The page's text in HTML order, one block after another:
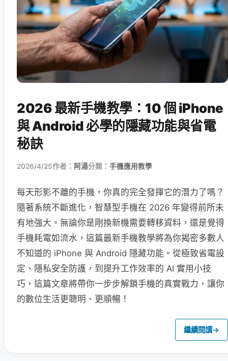
2026 最新手機教學：10 個 iPhone
與 Android 必學的隱藏功能與省電
秘訣
2026/4/25作者： 阿湯分類： 手機應用教學
每天形影不離的手機，你真的完全發揮它的潛力了嗎？
隨著系統不斷進化，智慧型手機在 2026 年變得前所未
有地強大。無論你是剛換新機需要轉移資料，還是覺得
手機耗電如流水，這篇最新手機教學將為你揭密多數人
不知道的 iPhone 與 Android 隱藏功能。從極致省電設
定、隱私安全防護，到提升工作效率的 AI 實用小技
巧，這篇文章將帶你一步步解鎖手機的真實戰力，讓你
的數位生活更聰明、更順暢！
繼續閱讀→